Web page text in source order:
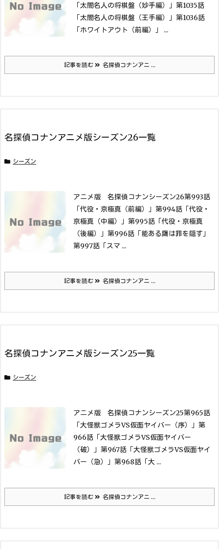
「太閤名人の将棋盤（妙手編）」 第1035話
「太閤名人の将棋盤（王手編）」 第1036話
「ホワイトアウト（前編）」 ...
記事を読む 名探偵コナンアニ ...
名探偵コナンアニメ版シーズン26一覧
シーズン
アニメ版 名探偵コナンシーズン26第993話
「代役・京極真（前編）」 第994話「代役・
京極真（中編）」 第995話「代役・京極真
（後編）」 第996話「能ある鷹は罪を隠す」
第997話「スマ ...
記事を読む 名探偵コナンアニ ...
名探偵コナンアニメ版シーズン25一覧
シーズン
アニメ版 名探偵コナンシーズン25第965話
「大怪獣ゴメラVS仮面ヤイバー（序）」 第
966話「大怪獣ゴメラVS仮面ヤイバー
（破）」 第967話「大怪獣ゴメラVS仮面ヤイ
バー（急）」 第968話「大 ...
記事を読む 名探偵コナンアニ ...